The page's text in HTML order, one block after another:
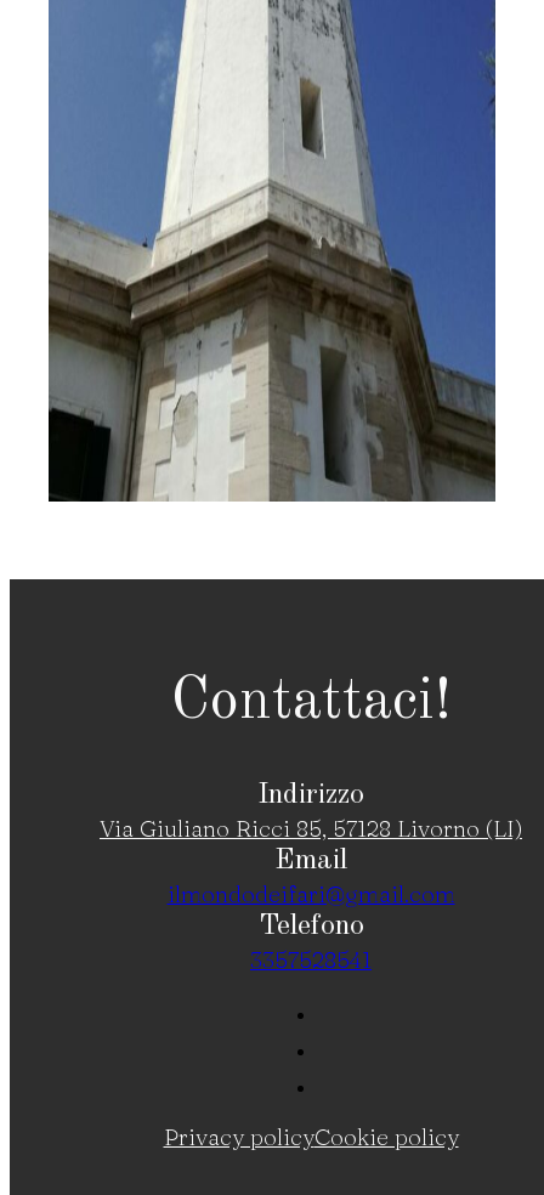
Contattaci!
Indirizzo
Via Giuliano Ricci 85, 57128 Livorno (LI)
Email
ilmondodeifari@gmail.com
Telefono
3357528541
Privacy policyCookie policy